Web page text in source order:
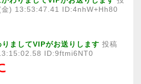
) 13:53:47.41 ID:4nhW+Hh80
ましてVIPがお送りします 投稿
ID:9ftmi6NT0